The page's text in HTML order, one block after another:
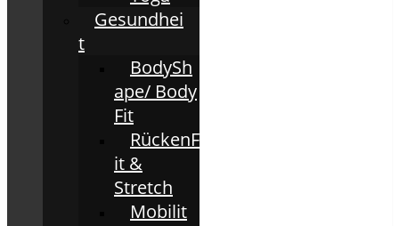
Gesundhei
t
BodySh
ape/ Body
Fit
RückenF
it &
Stretch
Mobilit